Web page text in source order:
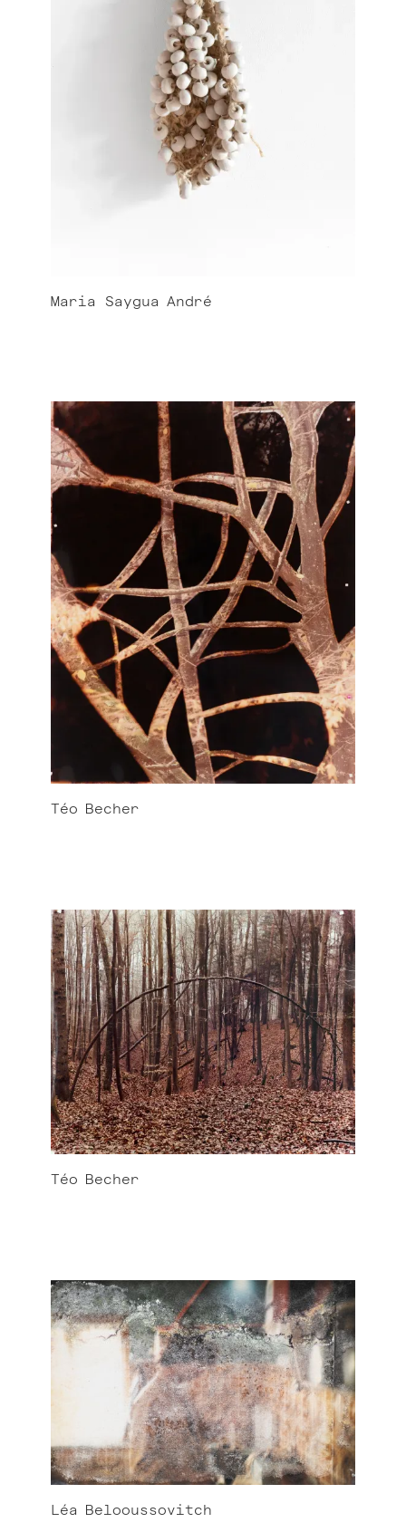
Maria Saygua André
Téo Becher
Téo Becher
Léa Belooussovitch